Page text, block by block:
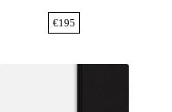
€195